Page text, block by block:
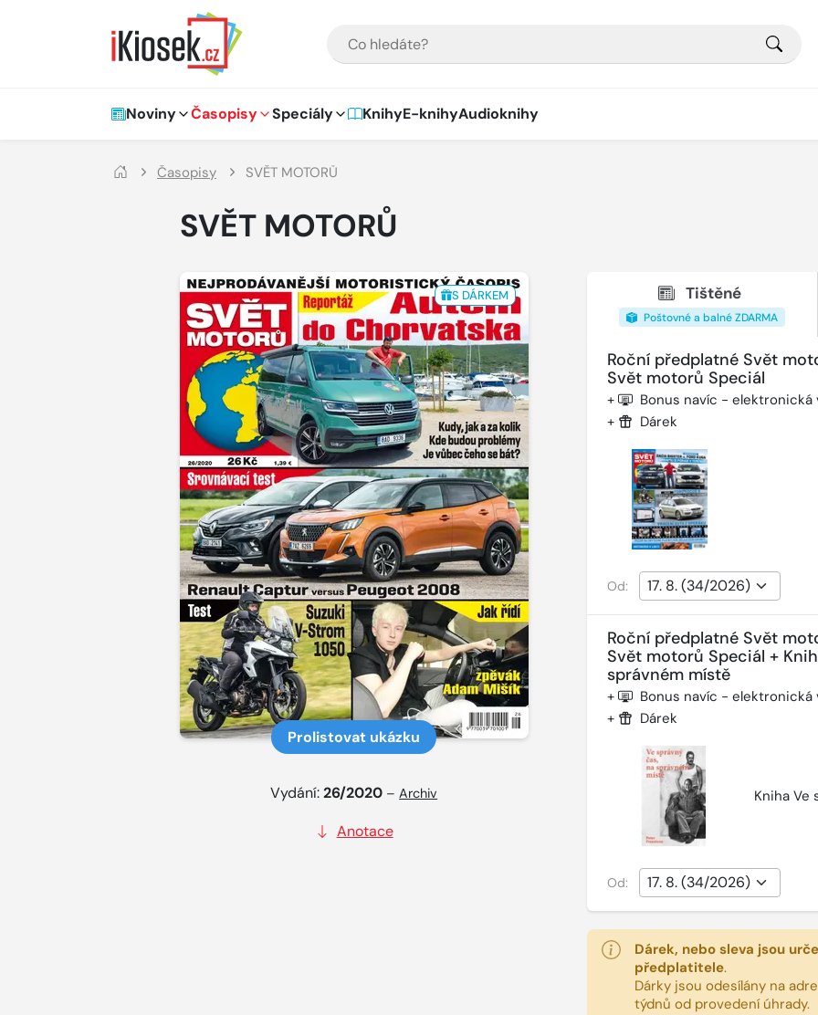
Hlavní navigace
Noviny Časopisy Speciály KnihyE-knihyAudioknihy
Časopisy SVĚT MOTORŮ
SVĚT MOTORŮ
S DÁRKEM
Prolistovat ukázku
Vydání:26/2020 –Archiv
Anotace
Tištěné
Poštovné a balné ZDARMA
Roční předplatné Svět
Svět motorů Speciál
+ Bonus navíc - elektronická
+ Dárek
Od:
Roční předplatné Svět
Svět motorů Speciál +
správném místě
+ Bonus navíc - elektronická
+ Dárek
Kniha Ve
Od:
Dárek, nebo sleva jsou
předplatitele.
Dárky jsou odesílány na
týdnů od provedení úhrady.